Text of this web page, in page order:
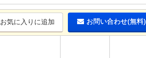
お気に入りに追加 お問い合わせ(無料)